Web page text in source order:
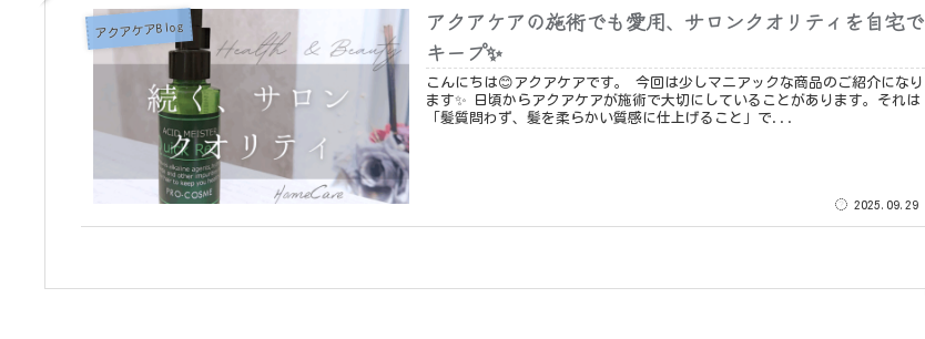
アクアケアBlog
アクアケアの施術でも愛用、サロンクオリティを自宅で
キープ✨
こんにちは😊アクアケアです。 今回は少しマニアックな商品のご紹介になり
ます✨ 日頃からアクアケアが施術で大切にしていることがあります。それは
「髪質問わず、髪を柔らかい質感に仕上げること」で...
2025.09.29